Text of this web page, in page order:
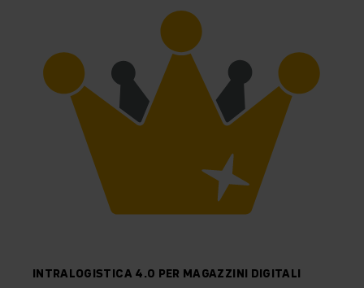
INTRALOGISTICA 4.0 PER MAGAZZINI DIGITALI